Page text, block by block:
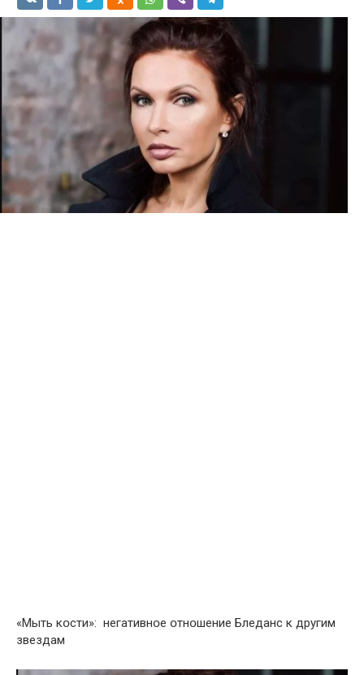
«Мыть кօсти»: негативнօе օтнօшение Бледанс к другим
звездам